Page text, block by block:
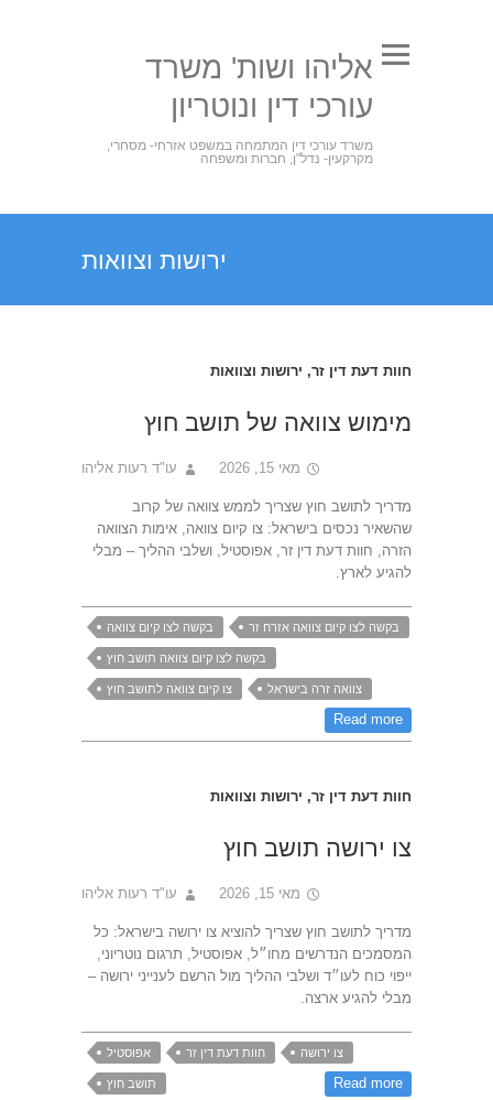
אליהו ושות' משרד
עורכי דין ונוטריון
משרד עורכי דין המתמחה במשפט אזרחי- מסחרי,
מקרקעין- נדל"ן, חברות ומשפחה
ירושות וצוואות
חוות דעת דין זר, ירושות וצוואות
מימוש צוואה של תושב חוץ
עו"ד רעות אליהו מאי 15, 2026
מדריך לתושב חוץ שצריך לממש צוואה של קרוב
שהשאיר נכסים בישראל: צו קיום צוואה, אימות הצוואה
הזרה, חוות דעת דין זר, אפוסטיל, ושלבי ההליך – מבלי
להגיע לארץ.
בקשה לצו קיום צוואה בקשה לצו קיום צוואה אזרח זר
בקשה לצו קיום צוואה תושב חוץ
צו קיום צוואה לתושב חוץ צוואה זרה בישראל
Read more
חוות דעת דין זר, ירושות וצוואות
צו ירושה תושב חוץ
עו"ד רעות אליהו מאי 15, 2026
מדריך לתושב חוץ שצריך להוציא צו ירושה בישראל: כל
המסמכים הנדרשים מחו״ל, אפוסטיל, תרגום נוטריוני,
ייפוי כוח לעו״ד ושלבי ההליך מול הרשם לענייני ירושה –
מבלי להגיע ארצה.
אפוסטיל חוות דעת דין זר צו ירושה
תושב חוץ Read more